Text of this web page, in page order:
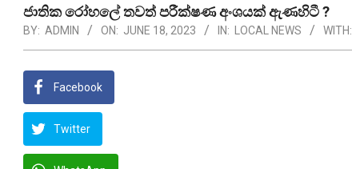
ජාතික රෝහලේ තවත් පරීක්ෂණ අංශයක් ඇණහිටී ?
BY: ADMIN ON: JUNE 18, 2023 IN: LOCAL NEWS WITH:
Facebook
Twitter